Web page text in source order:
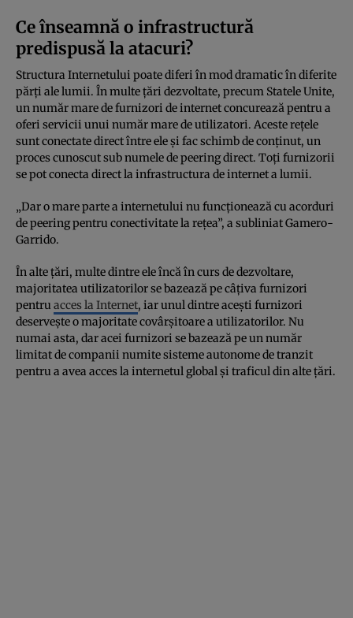
Ce înseamnă o infrastructură
predispusă la atacuri?
Structura Internetului poate diferi în mod dramatic în diferite
părți ale lumii. În multe țări dezvoltate, precum Statele Unite,
un număr mare de furnizori de internet concurează pentru a
oferi servicii unui număr mare de utilizatori. Aceste rețele
sunt conectate direct între ele și fac schimb de conținut, un
proces cunoscut sub numele de peering direct. Toți furnizorii
se pot conecta direct la infrastructura de internet a lumii.
„Dar o mare parte a internetului nu funcționează cu acorduri
de peering pentru conectivitate la rețea”, a subliniat Gamero-
Garrido.
În alte țări, multe dintre ele încă în curs de dezvoltare,
majoritatea utilizatorilor se bazează pe câțiva furnizori
pentru acces la Internet, iar unul dintre acești furnizori
deservește o majoritate covârșitoare a utilizatorilor. Nu
numai asta, dar acei furnizori se bazează pe un număr
limitat de companii numite sisteme autonome de tranzit
pentru a avea acces la internetul global și traficul din alte țări.